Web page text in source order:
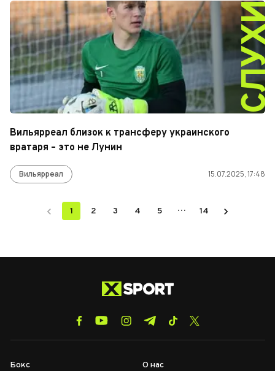
Вильярреал близок к трансферу украинского
вратаря – это не Лунин
Вильярреал 15.07.2025, 17:48
1 2 3 4 5 … 14
Бокс О нас